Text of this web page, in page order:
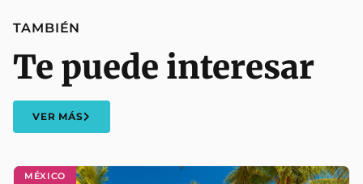
MÉXICO
TAMBIÉN
Te puede interesar
VER MÁS